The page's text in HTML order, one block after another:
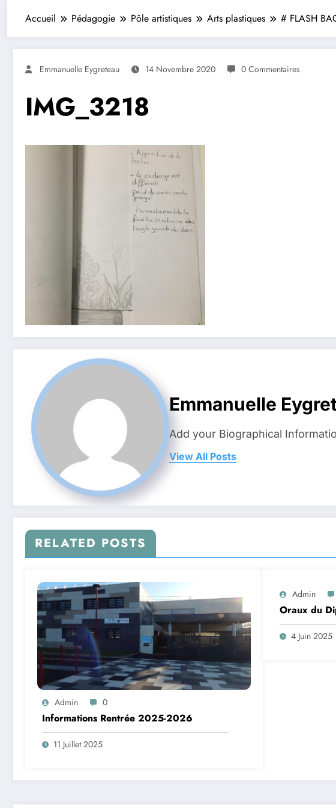
Accueil Pédagogie Pôle artistiques Arts plastiques # FLASH
Emmanuelle Eygreteau 14 Novembre 2020 0 Commentaires
IMG_3218
Emmanuelle
Add your Biographical
View All Posts
RELATED POSTS
Admin 0
Informations Rentrée 2025-2026
11 Juillet 2025
Admin
Oraux du
4 Juin 2025